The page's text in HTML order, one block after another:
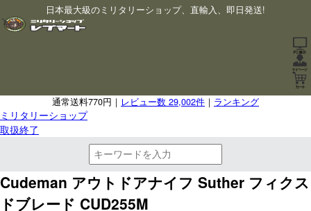
日本最大級のミリタリーショップ、直輸入、即日発送!
通常送料770円｜ レビュー数 29,002件 ｜ ランキング
ミリタリーショップ
取扱終了
Cudeman アウトドアナイフ Suther フィクス
ドブレード CUD255M